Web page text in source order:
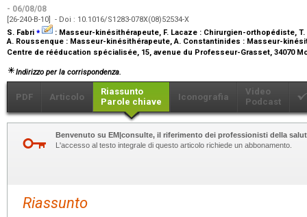
- 06/08/08
[26-240-B-10] - Doi : 10.1016/S1283-078X(08)52534-X
S. Fabri ⁎ : Masseur-kinésithérapeute, F. Lacaze : Chirurgien-orthopédiste,
A. Roussenque : Masseur-kinésithérapeute, A. Constantinides : Masseur-
Centre de rééducation spécialisée, 15, avenue du Professeur-Grasset, 34070
Indirizzo per la corrispondenza.
PDF Articolo
Riassunto
Parole chiave
Iconografia
Video
Podcast
Benvenuto su EM|consulte, il riferimento dei professionisti della
L'accesso al testo integrale di questo articolo richiede un abbonamento.
Riassunto